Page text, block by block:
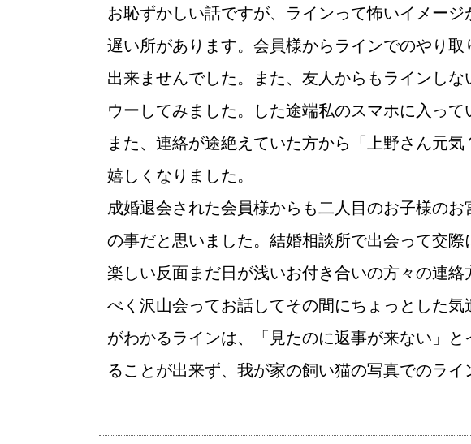
鹿児島店
ウィッシュの婚活メソッド ご成婚までの流
お恥ずかしい話ですが、ラインって怖いイメー
遅い所があります。会員様からラインでのやり
出来ませんでした。また、友人からもラインし
ウーしてみました。した途端私のスマホに入っ
また、連絡が途絶えていた方から「上野さん元
嬉しくなりました。
成婚退会された会員様からも二人目のお子様の
の事だと思いました。結婚相談所で出会って交
楽しい反面まだ日が浅いお付き合いの方々の連
べく沢山会ってお話してその間にちょっとした
がわかるラインは、「見たのに返事が来ない」
ることが出来ず、我が家の飼い猫の写真でのラ